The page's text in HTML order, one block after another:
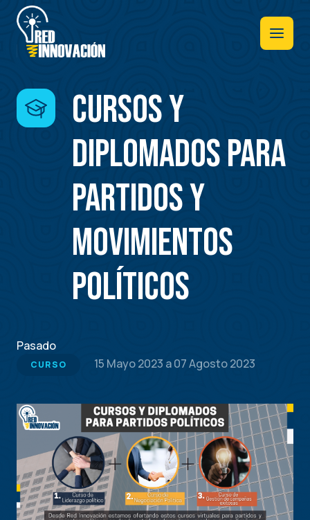
Pasar
contenido
principal
Cursos y
Diplomados para
partidos y
movimientos
políticos
Pasado
CURSO 15 Mayo 2023 a07 Agosto 2023